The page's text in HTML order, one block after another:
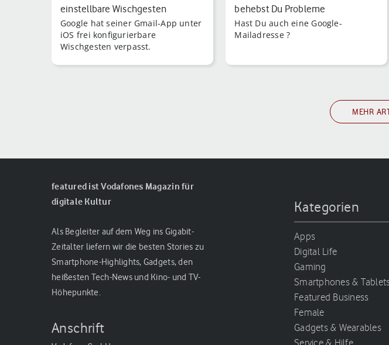
einstellbare Wischgesten
Google hat seiner Gmail-App unter
iOS frei konfigurierbare
Wischgesten verpasst.
behebst Du Probleme
Hast Du auch eine Google-
Mailadresse ?
MEHR
featured ist Vodafones Magazin für
digitale Kultur
Als Begleiter auf dem Weg ins Gigabit-
Zeitalter liefern wir die besten Stories zu
Smartphone-Highlights, Gadgets, den
heißesten Tech-News und Kino- und TV-
Höhepunkte.
Anschrift
Kategorien
Apps
Digital Life
Gaming
Smartphones &
Featured Business
Female
Gadgets & Wearables